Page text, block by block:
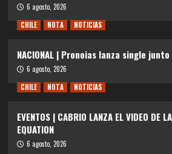
6 agosto, 2026
CHILE
NOTA NOTICIAS
NACIONAL | Pronoias lanza single
6 agosto, 2026
CHILE
NOTA NOTICIAS
EVENTOS | CABRIO LANZA EL VIDEO DE
EQUATION
6 agosto, 2026